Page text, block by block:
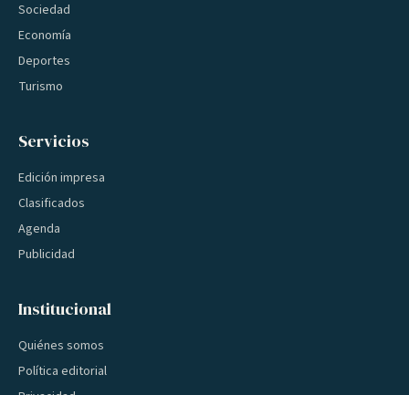
Sociedad
Economía
Deportes
Turismo
Servicios
Edición impresa
Clasificados
Agenda
Publicidad
Institucional
Quiénes somos
Política editorial